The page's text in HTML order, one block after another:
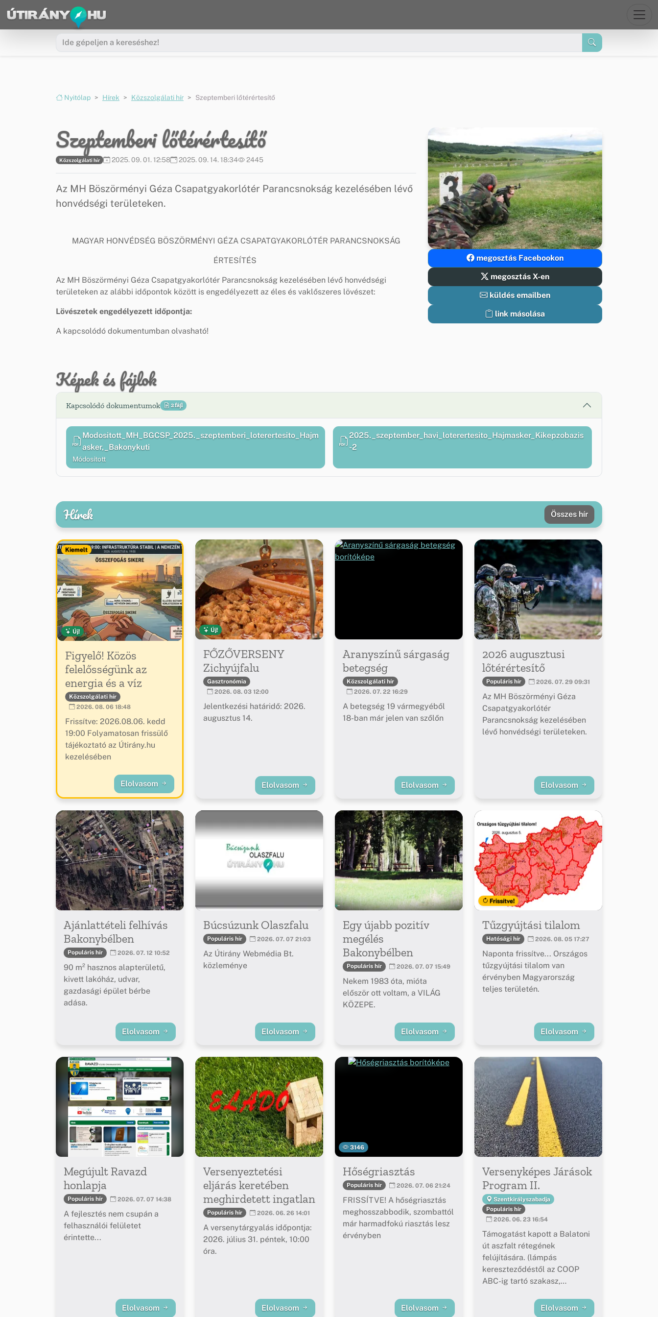
Ugrás a menüre
Ugrás a tartalomra
Nyitólap Hírek Közszolgálati hír Szeptemberi lőtérértesítő
Szeptemberi lőtérértesítő
Közszolgálati hír 2025. 09. 01. 12:58 2025. 09. 14. 18:34 2445
Az MH Böszörményi Géza Csapatgyakorlótér Parancsnokság kezelésében lévő
honvédségi területeken.
MAGYAR HONVÉDSÉG BÖSZÖRMÉNYI GÉZA CSAPATGYAKORLÓTÉR PARANCSNOKSÁG
ÉRTESÍTÉS
Az MH Böszörményi Géza Csapatgyakorlótér Parancsnokság kezelésében lévő honvédségi
területeken az alábbi időpontok között is engedélyezett az éles és vaklőszeres lövészet:
Lövészetek engedélyezett időpontja:
A kapcsolódó dokumentumban olvasható!
megosztás Facebookon
megosztás X-en
küldés emailben
link másolása
Képek és fájlok
Kapcsolódó dokumentumok 2 fájl
Modositott_MH_BGCSP_2025._szeptemberi_loterertesito_Hajm
asker,_Bakonykuti
Módosított
2025._szeptember_havi_loterertesito_Hajmasker_Kikepzobazis
-2
Hírek Összes hír
Kiemelt
Új!
Figyelő! Közös
felelősségünk az
energia és a víz
Közszolgálati hír
2026. 08. 06 18:48
Frissítve: 2026.08.06. kedd
19:00 Folyamatosan frissülő
tájékoztató az Útirány.hu
kezelésében
Elolvasom
Új!
FŐZŐVERSENY
Zichyújfalu
Gasztronómia
2026. 08. 03 12:00
Jelentkezési határidő: 2026.
augusztus 14.
Elolvasom
Aranyszínű sárgaság
betegség
Közszolgálati hír
2026. 07. 22 16:29
A betegség 19 vármegyéből
18-ban már jelen van szőlőn
Elolvasom
2026 augusztusi
lőtérértesítő
Populáris hír 2026. 07. 29 09:31
Az MH Böszörményi Géza
Csapatgyakorlótér
Parancsnokság kezelésében
lévő honvédségi területeken.
Elolvasom
Ajánlattételi felhívás
Bakonybélben
Populáris hír 2026. 07. 12 10:52
90 m² hasznos alapterületű,
kivett lakóház, udvar,
gazdasági épület bérbe
adása.
Elolvasom
Búcsúzunk Olaszfalu
Populáris hír 2026. 07. 07 21:03
Az Útirány Webmédia Bt.
közleménye
Elolvasom
Egy újabb pozitív
megélés
Bakonybélben
Populáris hír 2026. 07. 07 15:49
Nekem 1983 óta, mióta
először ott voltam, a VILÁG
KÖZEPE.
Elolvasom
Frissítve!
Tűzgyújtási tilalom
Hatósági hír 2026. 08. 05 17:27
Naponta frissítve... Országos
tűzgyújtási tilalom van
érvényben Magyarország
teljes területén.
Elolvasom
Megújult Ravazd
honlapja
Populáris hír 2026. 07. 07 14:38
A fejlesztés nem csupán a
felhasználói felületet
érintette...
Elolvasom
Versenyeztetési
eljárás keretében
meghirdetett ingatlan
Populáris hír 2026. 06. 26 14:01
A versenytárgyalás időpontja:
2026. július 31. péntek, 10:00
óra.
Elolvasom
3146
Hőségriasztás
Populáris hír 2026. 07. 06 21:24
FRISSÍTVE! A hőségriasztás
meghosszabbodik, szombattól
már harmadfokú riasztás lesz
érvényben
Elolvasom
Versenyképes Járások
Program II.
Szentkirályszabadja
Populáris hír
2026. 06. 23 16:54
Támogatást kapott a Balatoni
út aszfalt rétegének
felújítására. (lámpás
kereszteződéstől az COOP
ABC-ig tartó szakasz,
Elolvasom